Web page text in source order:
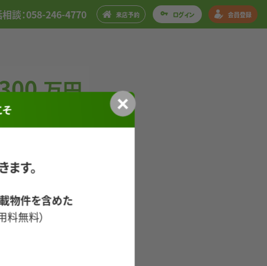
談：058-246-4770 来店予約 ログイン 会員登録
す。
物件を含めた
料無料）
万円